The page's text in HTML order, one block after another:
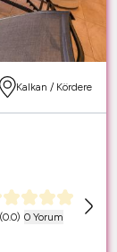
Kalkan / Kördere
(0.0) 0 Yorum